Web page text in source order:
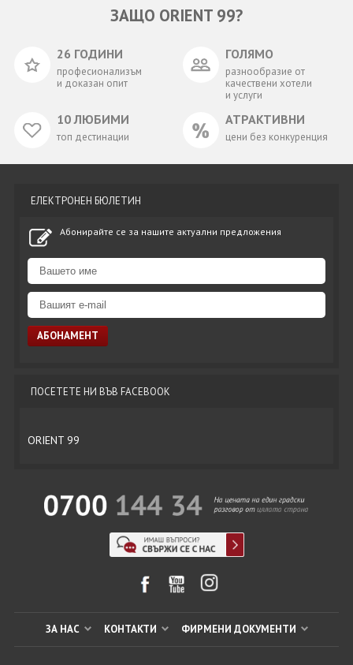
ЗАЩО ORIENT 99?
26 ГОДИНИ
професионализъм
и доказан опит
ГОЛЯМО
разнообразие от
качествени хотели
и услуги
10 ЛЮБИМИ
топ дестинации
АТРАКТИВНИ
цени без конкуренция
ЕЛЕКТРОНЕН БЮЛЕТИН
Абонирайте се за нашите актуални предложения
ПОСЕТЕТЕ НИ ВЪВ FACEBOOK
ORIENT 99
ЗА НАС КОНТАКТИ ФИРМЕНИ ДОКУМЕНТИ